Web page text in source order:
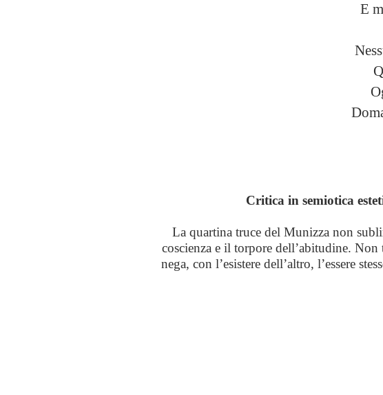
E
Critica in semiotica
La quartina truce del Munizza non
coscienza e il torpore dell’abitudine.
nega, con l’esistere dell’altro, l’essere